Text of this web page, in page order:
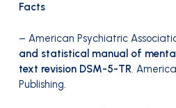
Facts
– American Psychiatric
and statistical manual of
text revision DSM-5-TR.
Publishing.